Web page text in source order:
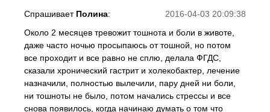
2016-04-03 20:09:38
Спрашивает Полина:
Около 2 месяцев тревожит тошнота и боли в животе,
даже часто ночью просыпаюсь от тошной, но потом
все проходит и все равно не сплю, делала ФГДС,
сказали хронический гастрит и холекобактер, лечение
назначили, полностью вылечили, пару дней ни боли,
ни тошноты не было, потом начались стрессы и все
снова появилось, когда начинаю думать о том что